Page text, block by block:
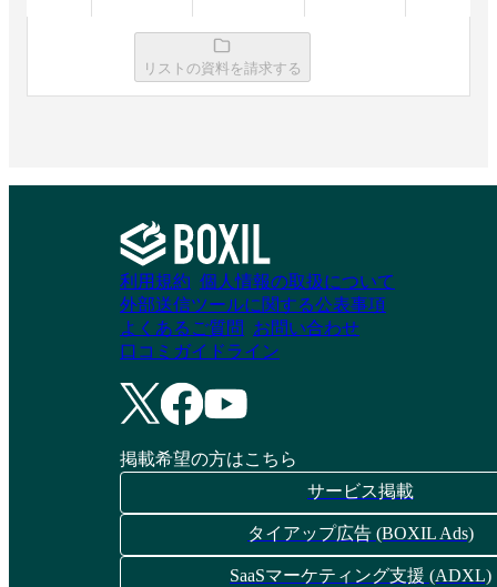
労務
マネーフォワード ク
ラウド年末調整
資料請求リストに追加
ン
資料請求リストに追加
ジンジャー人事労務
資料請求リストに追加
ラウド社会保険
資料請求リストに追加
リストの資料を請求する
利用規約 個人情報の取扱について
外部送信ツールに関する公表事項
よくあるご質問
お問い合わせ
口コミガイドライン
掲載希望の方はこちら
サービス掲載
タイアップ広告 (BOXIL Ads)
SaaSマーケティング支援 (ADXL)